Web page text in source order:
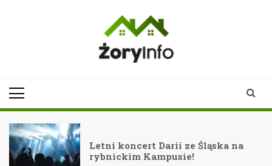
Letni koncert Darii ze Śląska na
rybnickim Kampusie!